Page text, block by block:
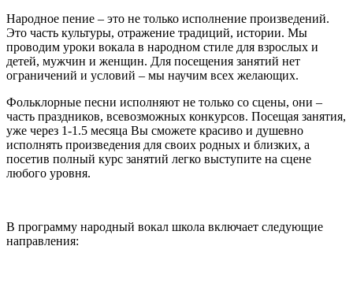
Народное пение – это не только исполнение произведений.
Это часть культуры, отражение традиций, истории. Мы
проводим уроки вокала в народном стиле для взрослых и
детей, мужчин и женщин. Для посещения занятий нет
ограничений и условий – мы научим всех желающих.
Фольклорные песни исполняют не только со сцены, они –
часть праздников, всевозможных конкурсов. Посещая занятия,
уже через 1-1.5 месяца Вы сможете красиво и душевно
исполнять произведения для своих родных и близких, а
посетив полный курс занятий легко выступите на сцене
любого уровня.
В программу народный вокал школа включает следующие
направления: